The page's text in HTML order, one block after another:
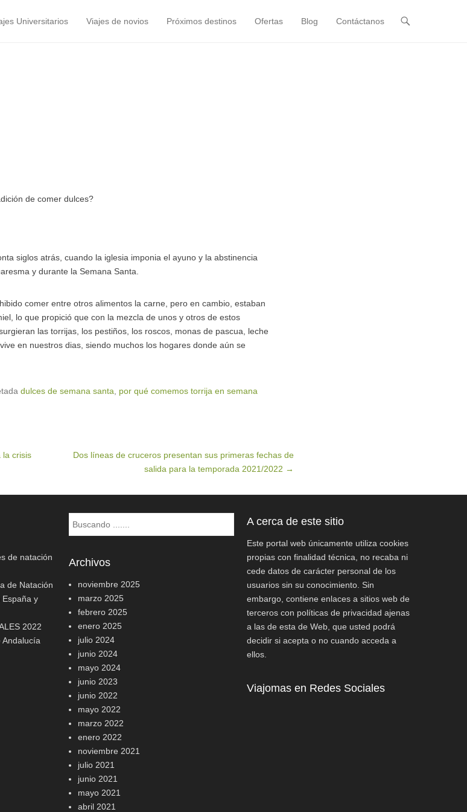
Universitarios Viajes de novios Próximos destinos Ofertas Blog Contáctanos
de comer dulces?
siglos atrás, cuando la iglesia imponia el ayuno y la abstinencia
y durante la Semana Santa.
comer entre otros alimentos la carne, pero en cambio, estaban
lo que propició que con la mezcla de unos y otros de estos
las torrijas, los pestiños, los roscos, monas de pascua, leche
en nuestros dias, siendo muchos los hogares donde aún se
dulces de semana santa
por qué comemos torrija en semana
la crisis
Dos líneas de cruceros presentan sus primeras fechas de
salida para la temporada 2021/2022 →
de natación
de Natación
y
2022
Buscar
Archivos
noviembre 2025
marzo 2025
febrero 2025
enero 2025
julio 2024
junio 2024
mayo 2024
junio 2023
junio 2022
mayo 2022
marzo 2022
enero 2022
noviembre 2021
julio 2021
junio 2021
mayo 2021
abril 2021
A cerca de este sitio
Este portal web únicamente utiliza cookies
propias con finalidad técnica, no recaba ni
cede datos de carácter personal de los
usuarios sin su conocimiento. Sin
embargo, contiene enlaces a sitios web de
terceros con políticas de privacidad ajenas
a las de esta de Web, que usted podrá
decidir si acepta o no cuando acceda a
ellos.
Viajomas en Redes Sociales